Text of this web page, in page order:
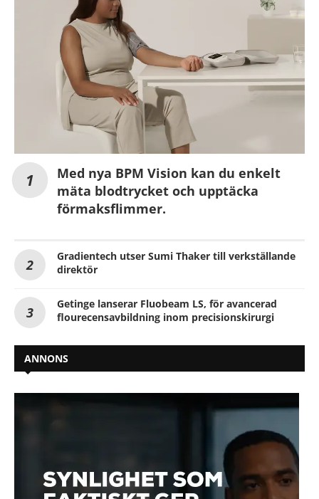
Med nya BPM Vision kan du enkelt
mäta blodtrycket och upptäcka
förmaksflimmer.
Gradientech utser Sumi Thaker till verkställande
direktör
Getinge lanserar Fluobeam LS, för avancerad
flourecensavbildning inom precisionskirurgi
ANNONS